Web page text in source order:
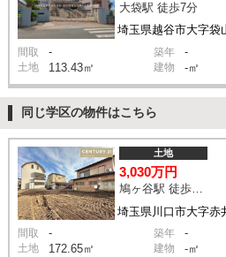
埼玉県越谷市大字袋
大袋駅 徒歩7分
間取 - 築年 -
土地 113.43㎡ 建物 -㎡
同じ学区の物件はこちら
埼玉県川口市大字赤
土地
3,030万円
鳩ヶ谷駅 徒歩22分
間取 - 築年 -
土地 172.65㎡ 建物 -㎡